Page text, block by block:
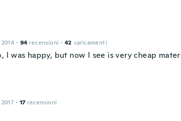
· 94 recensioni · 42 caricamenti
I was happy, but now I see is very cheap
· 17 recensioni